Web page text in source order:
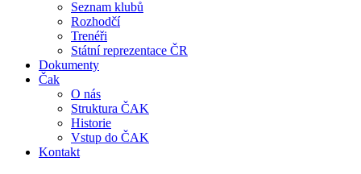
Seznam klubů
Rozhodčí
Trenéři
Státní reprezentace ČR
Dokumenty
Čak
O nás
Struktura ČAK
Historie
Vstup do ČAK
Kontakt